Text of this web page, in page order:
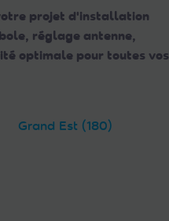
projet d'installation
réglage antenne,
optimale pour toutes vos
Grand Est (180)